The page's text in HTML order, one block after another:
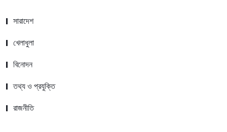
সারাদেশ
খেলাধুলা
বিনোদন
তথ্য ও প্রযুক্তি
রাজনীতি